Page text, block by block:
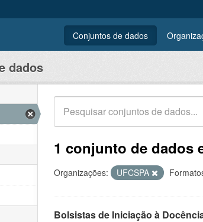
Conjuntos de dados
dados
1 conjunto de dados
Organizações: UFCSPA
Bolsistas de Iniciação à